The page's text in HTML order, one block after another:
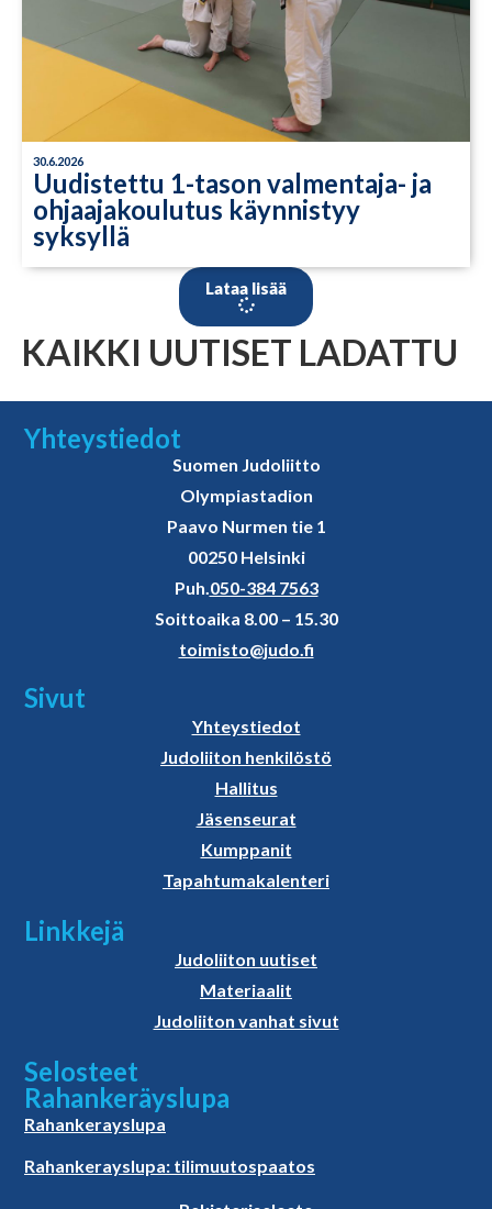
30.6.2026
Uudistettu 1-tason valmentaja- ja
ohjaajakoulutus käynnistyy
syksyllä
Lataa lisää
KAIKKI UUTISET LADATTU
Yhteystiedot
Suomen Judoliitto
Olympiastadion
Paavo Nurmen tie 1
00250 Helsinki
Puh. 050-384 7563
Soittoaika 8.00 – 15.30
toimisto@judo.fi
Sivut
Yhteystiedot
Judoliiton henkilöstö
Hallitus
Jäsenseurat
Kumppanit
Tapahtumakalenteri
Linkkejä
Judoliiton uutiset
Materiaalit
Judoliiton vanhat sivut
Selosteet
Rahankeräyslupa
Rahankerayslupa
Rahankerayslupa: tilimuutospaatos